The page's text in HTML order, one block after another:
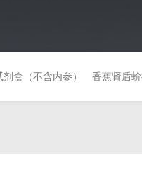
盒（不含内参） 香蕉肾盾